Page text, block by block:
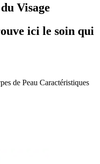
Visage
ici le soin qui
de Peau Caractéristiques